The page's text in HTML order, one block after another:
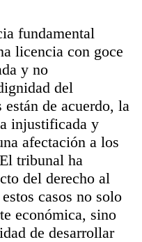
fundamental
licencia con goce
y no
del
de acuerdo, la
injustificada y
afectación a los
tribunal ha
del derecho al
casos no solo
económica, sino
de desarrollar